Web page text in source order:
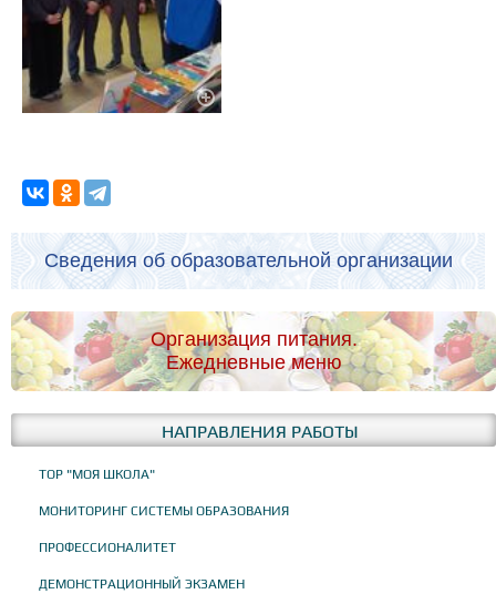
Сведения об образовательной организации
Организация питания.
Ежедневные меню
НАПРАВЛЕНИЯ РАБОТЫ
ТОР "МОЯ ШКОЛА"
МОНИТОРИНГ СИСТЕМЫ ОБРАЗОВАНИЯ
ПРОФЕССИОНАЛИТЕТ
ДЕМОНСТРАЦИОННЫЙ ЭКЗАМЕН